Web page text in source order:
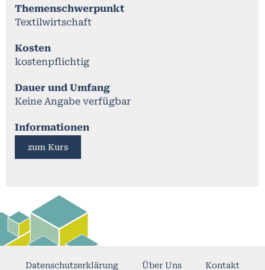
Themenschwerpunkt
Textilwirtschaft
Kosten
kostenpflichtig
Dauer und Umfang
Keine Angabe verfügbar
Informationen
zum Kurs
Datenschutzerklärung Über Uns Kontakt